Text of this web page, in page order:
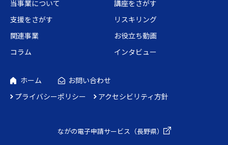
当事業について
講座をさがす
支援をさがす
リスキリング
関連事業
お役立ち動画
コラム
インタビュー
ホーム
お問い合わせ
プライバシーポリシー
アクセシビリティ方針
ながの電子申請サービス（長野県）